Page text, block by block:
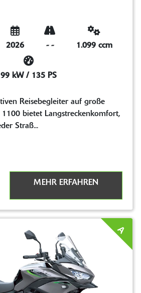
2026 - - 1.099 ccm
99 kW / 135 PS
Reisebegleiter auf große
1100 bietet Langstreckenkomfort,
Straß...
MEHR ERFAHREN
A